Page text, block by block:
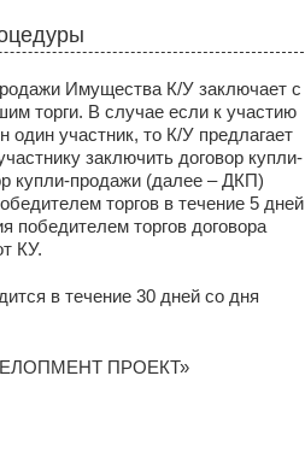
Имущества К/У заключает с
торги. В случае если к участию
один участник, то К/У предлагает
заключить договор купли-
купли-продажи (далее – ДКП)
торгов в течение 5 дней
победителем торгов договора
КУ.
в течение 30 дней со дня
ПРОЕКТ»